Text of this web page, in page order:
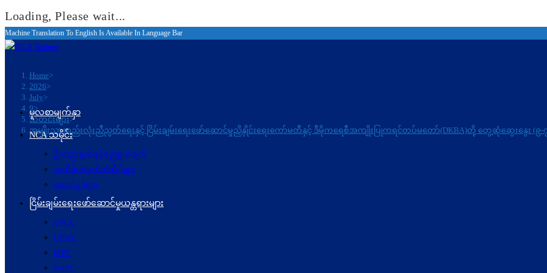
Loading, Please wait...
Skip
to
Machine Translation To English Is Available In Language Bar
Home>
2026>
July>
9>
သတင်းများ>
အမျိုးသားစည်းလုံးညီညွတ်ရေးနှင့် ငြိမ်းချမ်းရေးဖော်ဆောင်မှုညှိနှိုင်းရေးကော်မတီနှင့် ဒီမိုကရေစီအကျိုးပြုကရင်တပ်မတော်(DKBA)တို့ တွေ့ဆုံဆွေးနွေး (၉-
မူလစာမျက်နှာ
NCA သမိုင်း
ဦးတည်ချက်နှင့်ရည်ရွယ်ချက်
အထိမ်းအမှတ်တံဆိပ်များ
ဆောင်ပုဒ်များ
ငြိမ်းချမ်းရေးဖော်‌ဆောင်မှုယန္တရားများ
UPCC
UPWC
MPC
NRPC